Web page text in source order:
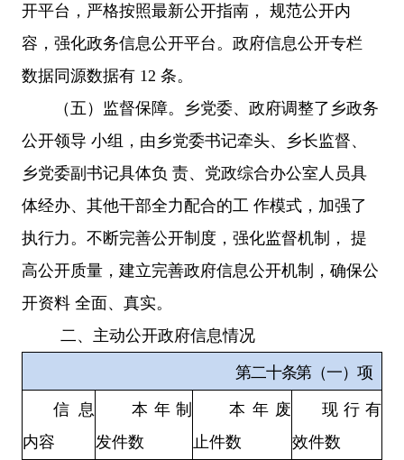
开平台，严格按照最新公开指南， 规范公开内
容，强化政务信息公开平台。政府信息公开专栏
数据同源数据有 12 条。
（五）监督保障。乡党委、政府调整了乡政务
公开领导 小组，由乡党委书记牵头、乡长监督、
乡党委副书记具体负 责、党政综合办公室人员具
体经办、其他干部全力配合的工 作模式，加强了
执行力。不断完善公开制度，强化监督机制， 提
高公开质量，建立完善政府信息公开机制，确保公
开资料 全面、真实。
二、主动公开政府信息情况
第二十条第（一）项
信息
内容
本年制
发件数
本年废
止件数
现行有
效件数